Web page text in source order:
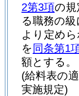
2第3項の規
る職務の
より定め
を 同条第1
額とする。
(給料表の
実施規定)